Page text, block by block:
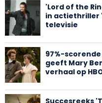
'Lord of the
in actiethriller
televisie
97%-
geeft Mary
verhaal op
Succesreeks